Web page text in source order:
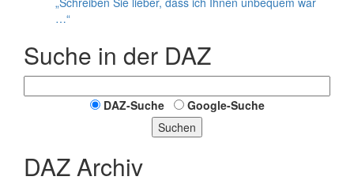
…“
Suche in der DAZ
DAZ-Suche
Google-Suche
Suchen
DAZ Archiv